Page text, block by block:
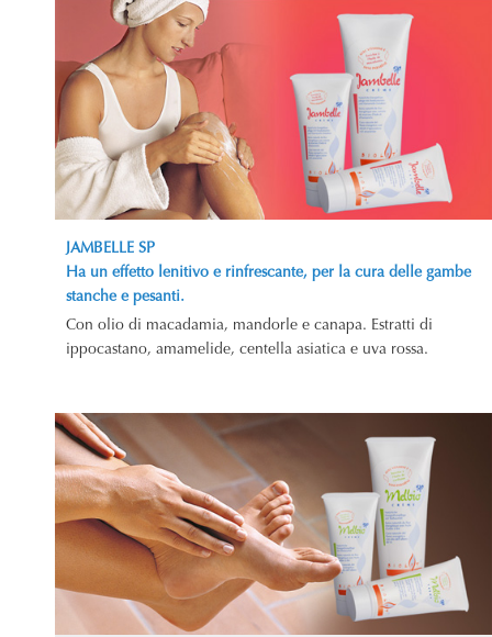
JAMBELLE SP
Ha un effetto lenitivo e rinfrescante, per la cura delle gambe
stanche e pesanti.
Con olio di macadamia, mandorle e canapa. Estratti di
ippocastano, amamelide, centella asiatica e uva rossa.